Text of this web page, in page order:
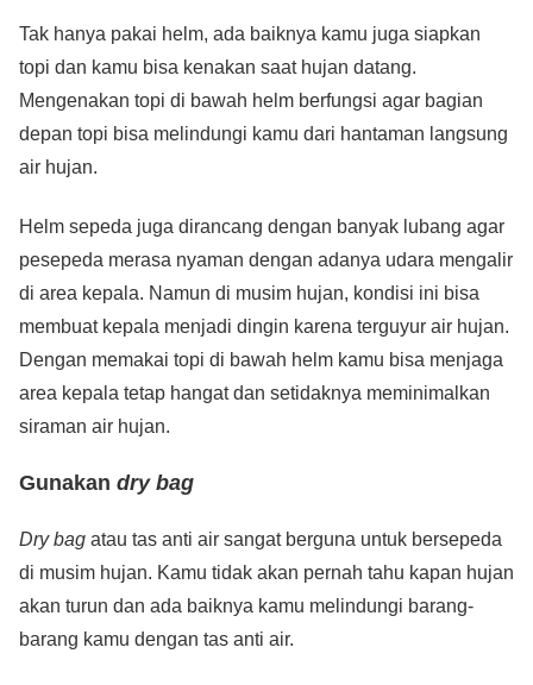
Tak hanya pakai helm, ada baiknya kamu juga siapkan
topi dan kamu bisa kenakan saat hujan datang.
Mengenakan topi di bawah helm berfungsi agar bagian
depan topi bisa melindungi kamu dari hantaman langsung
air hujan.
Helm sepeda juga dirancang dengan banyak lubang agar
pesepeda merasa nyaman dengan adanya udara mengalir
di area kepala. Namun di musim hujan, kondisi ini bisa
membuat kepala menjadi dingin karena terguyur air hujan.
Dengan memakai topi di bawah helm kamu bisa menjaga
area kepala tetap hangat dan setidaknya meminimalkan
siraman air hujan.
Gunakan dry bag
Dry bag atau tas anti air sangat berguna untuk bersepeda
di musim hujan. Kamu tidak akan pernah tahu kapan hujan
akan turun dan ada baiknya kamu melindungi barang-
barang kamu dengan tas anti air.